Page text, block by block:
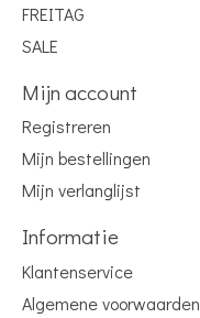
FREITAG
SALE
Mijn account
Registreren
Mijn bestellingen
Mijn verlanglijst
Informatie
Klantenservice
Algemene voorwaarden